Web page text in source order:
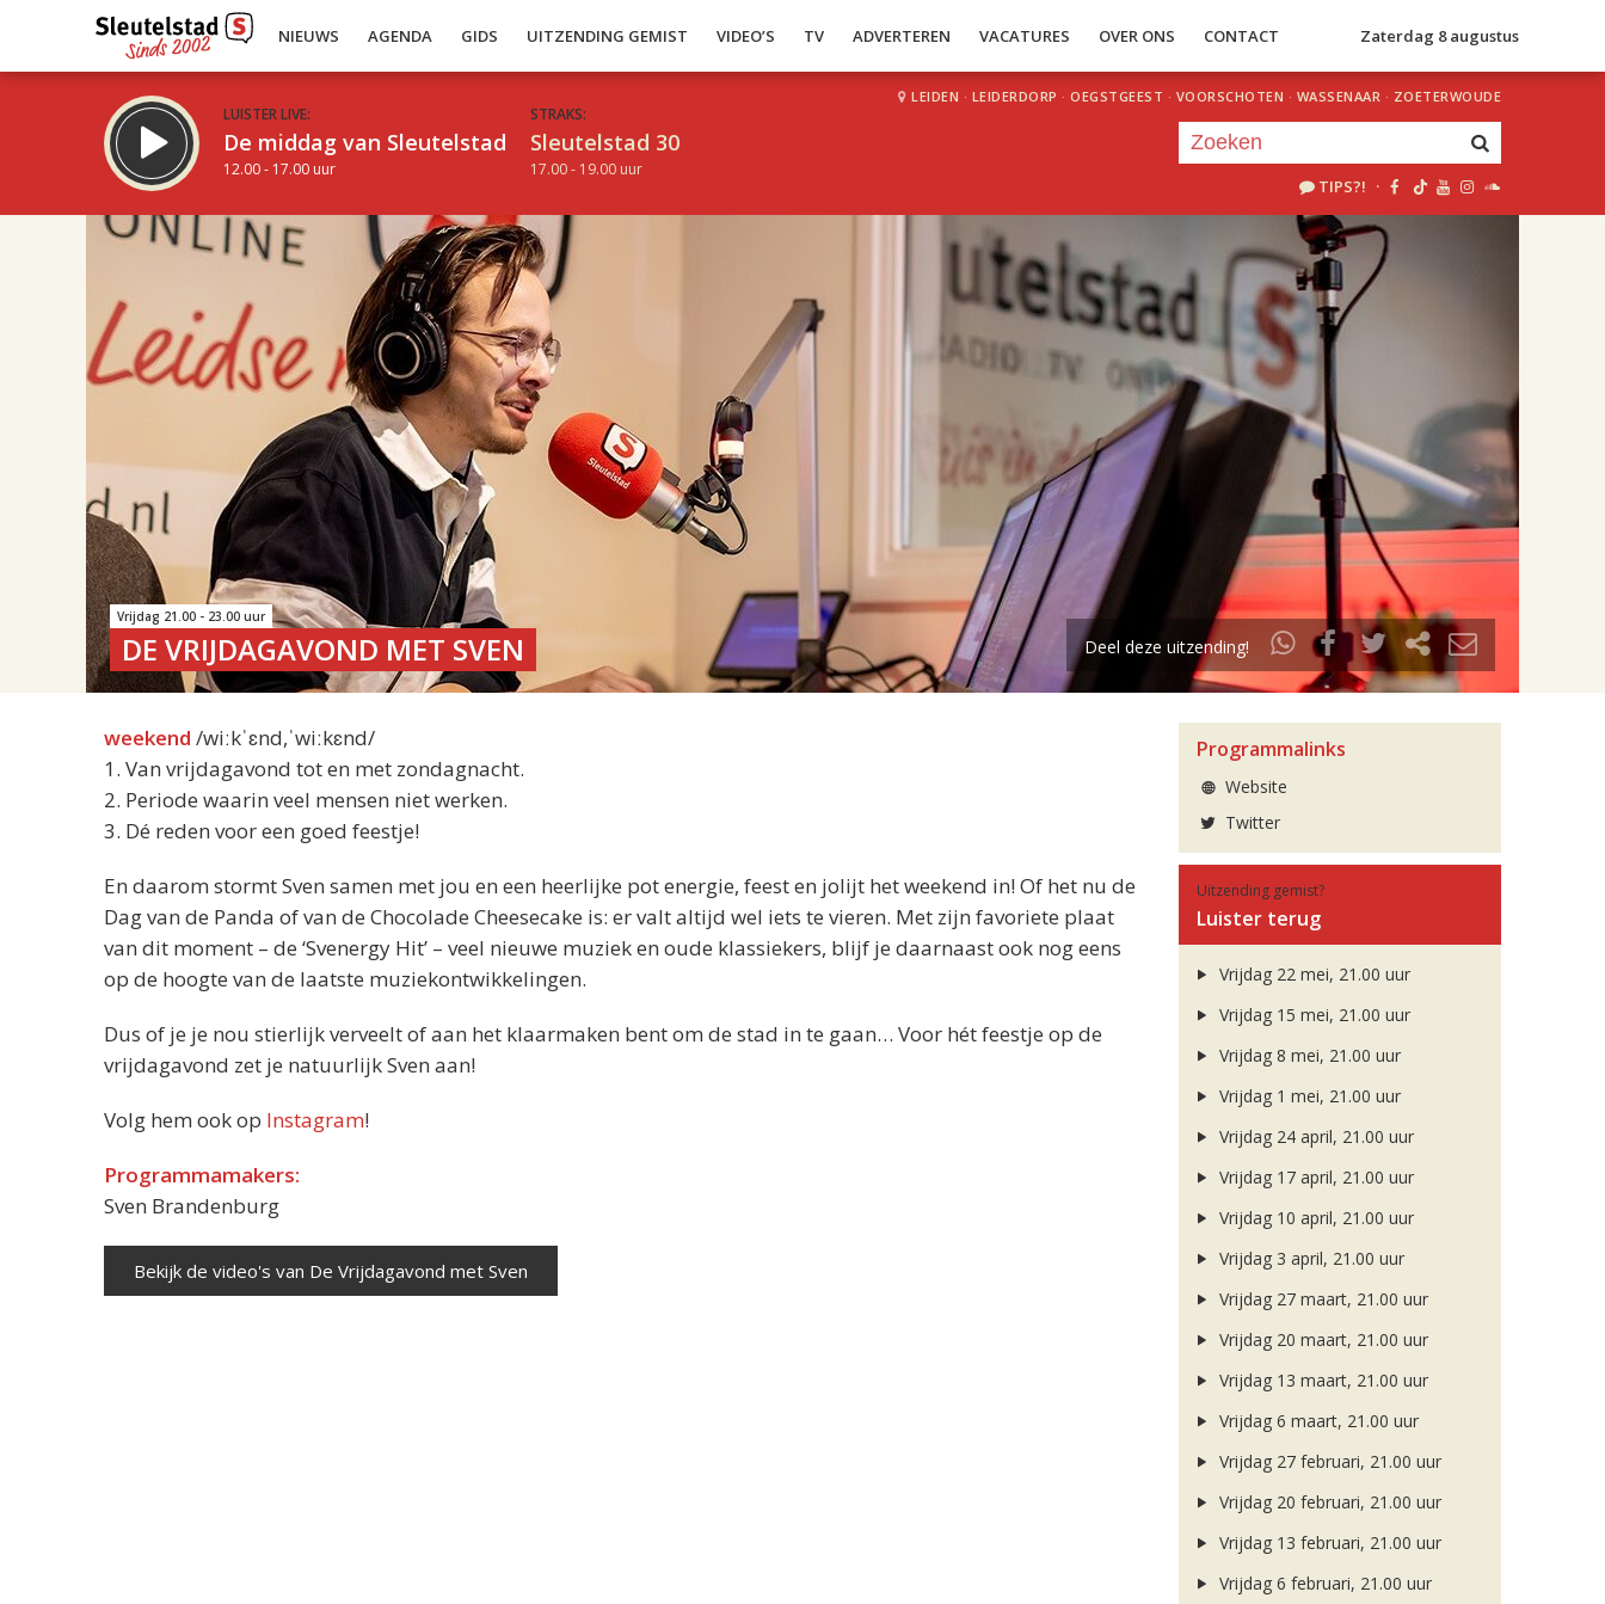
NIEUWS AGENDA GIDS UITZENDING GEMIST VIDEO’S TV ADVERTEREN VACATURES OVER ONS CONTACT Zaterdag 8 augustus
LUISTER LIVE:
De middag van Sleutelstad
12.00 - 17.00 uur
STRAKS:
Sleutelstad 30
17.00 - 19.00 uur
LEIDEN · LEIDERDORP · OEGSTGEEST · VOORSCHOTEN · WASSENAAR · ZOETERWOUDE
TIPS?! ·
21.00 22.00
Je luistert nu naar
«Vorig uur
Inklappen
Vrijdag 21.00 - 23.00 uur
DE VRIJDAGAVOND MET SVEN Deel deze uitzending!
weekend /wiːkˈɛnd,ˈwiːkɛnd/
1. Van vrijdagavond tot en met zondagnacht.
2. Periode waarin veel mensen niet werken.
3. Dé reden voor een goed feestje!
En daarom stormt Sven samen met jou en een heerlijke pot energie, feest en jolijt het weekend in! Of het nu de
Dag van de Panda of van de Chocolade Cheesecake is: er valt altijd wel iets te vieren. Met zijn favoriete plaat
van dit moment – de ‘Svenergy Hit’ – veel nieuwe muziek en oude klassiekers, blijf je daarnaast ook nog eens
op de hoogte van de laatste muziekontwikkelingen.
Dus of je je nou stierlijk verveelt of aan het klaarmaken bent om de stad in te gaan… Voor hét feestje op de
vrijdagavond zet je natuurlijk Sven aan!
Volg hem ook op Instagram!
Programmamakers:
Sven Brandenburg
Bekijk de video's van De Vrijdagavond met Sven
Programmalinks
Website
Twitter
Uitzending gemist?
Luister terug
Vrijdag 22 mei, 21.00 uur
Vrijdag 15 mei, 21.00 uur
Vrijdag 8 mei, 21.00 uur
Vrijdag 1 mei, 21.00 uur
Vrijdag 24 april, 21.00 uur
Vrijdag 17 april, 21.00 uur
Vrijdag 10 april, 21.00 uur
Vrijdag 3 april, 21.00 uur
Vrijdag 27 maart, 21.00 uur
Vrijdag 20 maart, 21.00 uur
Vrijdag 13 maart, 21.00 uur
Vrijdag 6 maart, 21.00 uur
Vrijdag 27 februari, 21.00 uur
Vrijdag 20 februari, 21.00 uur
Vrijdag 13 februari, 21.00 uur
Vrijdag 6 februari, 21.00 uur